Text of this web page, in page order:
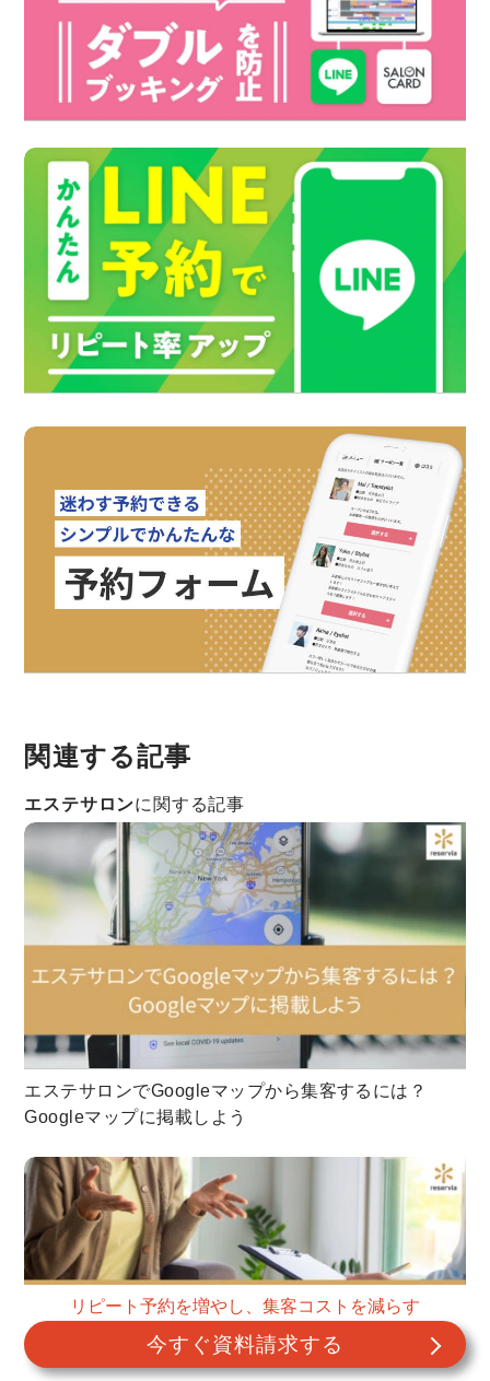
関連する記事
エステサロンに関する記事
エステサロンでGoogleマップから集客するには？
Googleマップに掲載しよう
リピート予約を増やし、集客コストを減らす
今すぐ資料請求する